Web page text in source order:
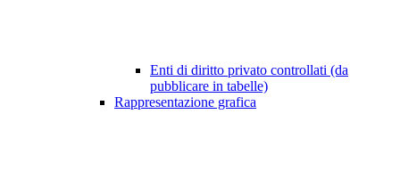
Enti di diritto privato controllati (da
pubblicare in tabelle)
Rappresentazione grafica